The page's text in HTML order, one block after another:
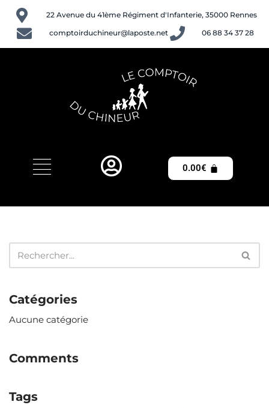
Aller
au
22 Avenue du 41ème Régiment d'Infanterie, 35000 Rennes
comptoirduchineur@laposte.net
06 88 34 37 28
0.00€
Catégories
Aucune catégorie
Comments
Tags